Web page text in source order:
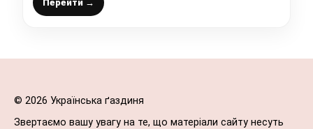
Перейти →
© 2026 Українська ґаздиня
Звертаємо вашу увагу на те, що матеріали сайту несуть